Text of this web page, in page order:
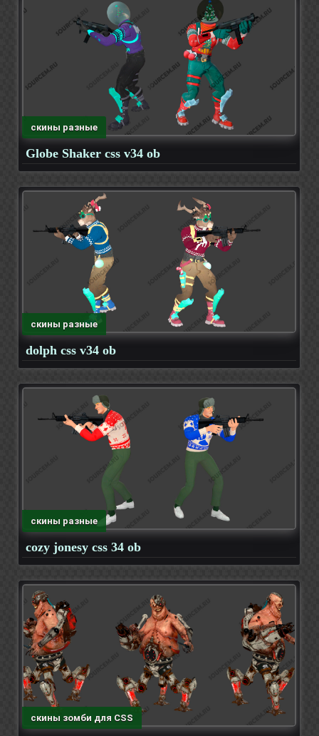
скины разные
Globe Shaker css v34 ob
скины разные
dolph css v34 ob
скины разные
cozy jonesy css 34 ob
скины зомби для CSS